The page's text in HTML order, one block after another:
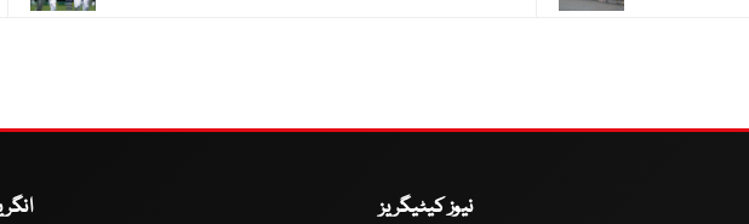
نیوز کیٹیگریز